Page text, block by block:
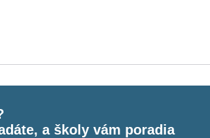
a školy vám poradia